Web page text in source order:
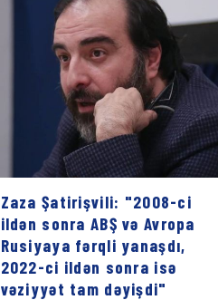
Zaza Şatirişvili: "2008-ci
ildən sonra ABŞ və Avropa
Rusiyaya fərqli yanaşdı,
2022-ci ildən sonra isə
vəziyyət tam dəyişdi"